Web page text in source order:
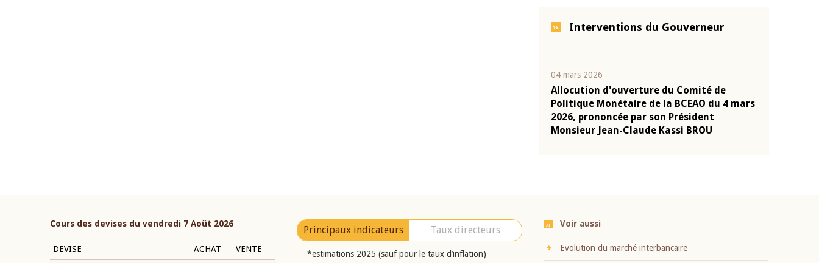
Interventions du Gouverneur
04 mars 2026
Allocution d'ouverture du Comité de
Politique Monétaire de la BCEAO du 4 mars
2026, prononcée par son Président
Monsieur Jean-Claude Kassi BROU
Cours des devises du vendredi 7 Août 2026
DEVISE ACHAT VENTE
Principaux indicateurs Taux directeurs
*estimations 2025 (sauf pour le taux d’inflation)
Voir aussi
Evolution du marché interbancaire